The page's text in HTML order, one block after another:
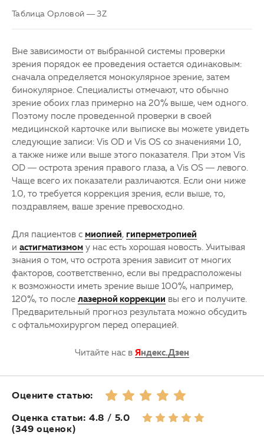
Таблица Орловой — 3Z
Вне зависимости от выбранной системы проверки
зрения порядок ее проведения остается одинаковым:
сначала определяется монокулярное зрение, затем
бинокулярное. Специалисты отмечают, что обычно
зрение обоих глаз примерно на 20% выше, чем одного.
Поэтому после проведенной проверки в своей
медицинской карточке или выписке вы можете увидеть
следующие записи: Vis OD и Vis OS со значениями 1.0,
а также ниже или выше этого показателя. При этом Vis
OD — острота зрения правого глаза, а Vis OS — левого.
Чаще всего их показатели различаются. Если они ниже
1.0, то требуется коррекция зрения, если выше, то,
поздравляем, ваше зрение превосходно.
Для пациентов с миопией гиперметропией
и астигматизмом у нас есть хорошая новость. Учитывая
знания о том, что острота зрения зависит от многих
факторов, соответственно, если вы предрасположены
к возможности иметь зрение выше 100%, например,
120%, то после лазерной коррекции вы его и получите.
Предварительный прогноз результата можно обсудить
с офтальмохирургом перед операцией.
Читайте нас в Яндекс.Дзен
Оцените статью:
Оценка статьи: 4.8 / 5.0
(349 оценок)